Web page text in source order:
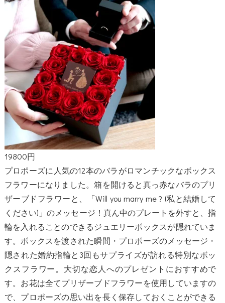
19800円
プロポーズに人気の12本のバラがロマンチックなボックス
フラワーになりました。箱を開けると真っ赤なバラのプリ
ザーブドフラワーと、「Will you marry me ? (私と結婚して
ください)」のメッセージ！真ん中のプレートを外すと、指
輪を入れることのできるジュエリーボックスが隠れていま
す。ボックスを渡された瞬間・プロポーズのメッセージ・
隠された婚約指輪と3回もサプライズが訪れる特別なボッ
クスフラワー。大切な恋人へのプレゼントにおすすめで
す。お花は全てプリザーブドフラワーを使用していますの
で、プロポーズの思い出を長く保存しておくことができる